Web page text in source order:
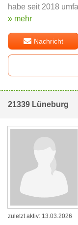
habe seit 2018
» mehr
Nachricht
21339 Lüneburg
zuletzt aktiv: 13.03.2026